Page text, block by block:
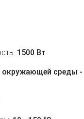
1500 Вт
окружающей среды -